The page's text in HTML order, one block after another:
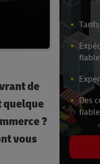
de
quelque
?
vous
fiable
Des